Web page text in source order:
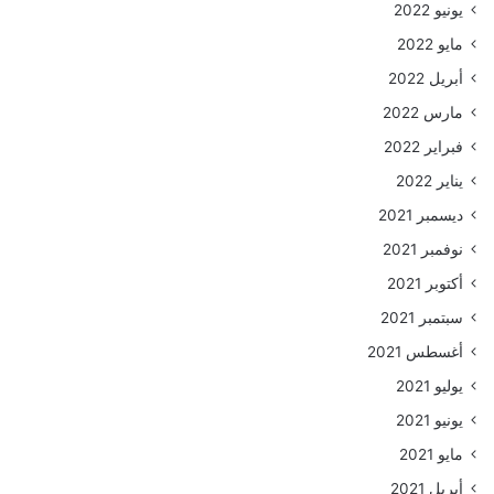
يونيو 2022
مايو 2022
أبريل 2022
مارس 2022
فبراير 2022
يناير 2022
ديسمبر 2021
نوفمبر 2021
أكتوبر 2021
سبتمبر 2021
أغسطس 2021
يوليو 2021
يونيو 2021
مايو 2021
أبريل 2021